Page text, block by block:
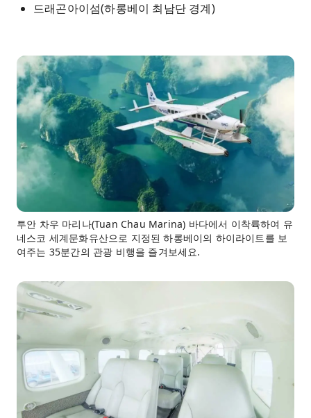
드래곤아이섬(하롱베이 최남단 경계)
투안 차우 마리나(Tuan Chau Marina) 바다에서 이착륙하여 유
네스코 세계문화유산으로 지정된 하롱베이의 하이라이트를 보
여주는 35분간의 관광 비행을 즐겨보세요.